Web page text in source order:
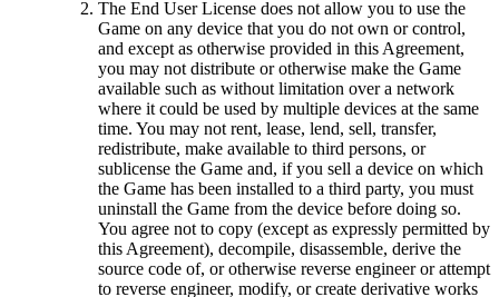
The End User License does not allow you to use the
Game on any device that you do not own or control,
and except as otherwise provided in this Agreement,
you may not distribute or otherwise make the Game
available such as without limitation over a network
where it could be used by multiple devices at the same
time. You may not rent, lease, lend, sell, transfer,
redistribute, make available to third persons, or
sublicense the Game and, if you sell a device on which
the Game has been installed to a third party, you must
uninstall the Game from the device before doing so.
You agree not to copy (except as expressly permitted by
this Agreement), decompile, disassemble, derive the
source code of, or otherwise reverse engineer or attempt
to reverse engineer, modify, or create derivative works